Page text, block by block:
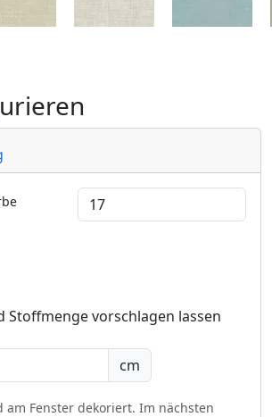
vorschlagen lassen
cm
am Fenster dekoriert. Im nächsten